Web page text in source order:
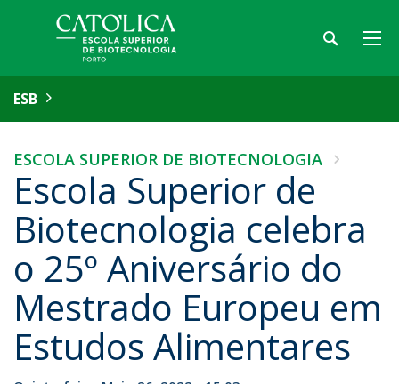
ESB
ESCOLA SUPERIOR DE BIOTECNOLOGIA
Escola Superior de
Biotecnologia celebra
o 25º Aniversário do
Mestrado Europeu em
Estudos Alimentares